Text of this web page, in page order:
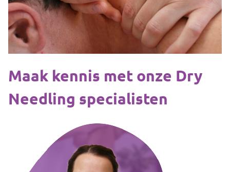
Maak kennis met onze Dry
Needling specialisten